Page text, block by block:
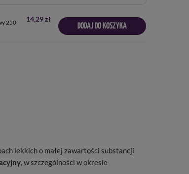
250
14,29 zł
DODAJ DO KOSZYKA
lekkich o małej zawartości substancji
, w szczególności w okresie